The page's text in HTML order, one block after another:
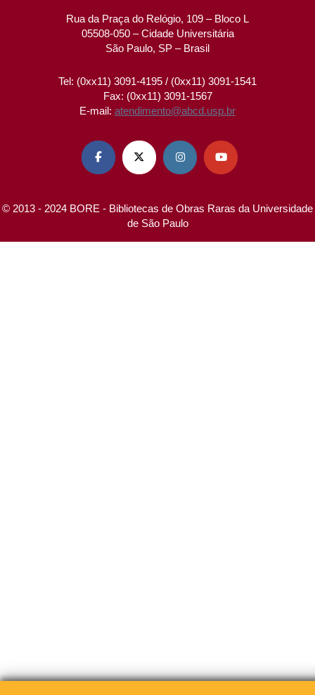
Rua da Praça do Relógio, 109 – Bloco L
05508-050 – Cidade Universitária
São Paulo, SP – Brasil
Tel: (0xx11) 3091-4195 / (0xx11) 3091-1541
Fax: (0xx11) 3091-1567
E-mail: atendimento@abcd.usp.br
   
© 2013 - 2024 BORE - Bibliotecas de Obras Raras da Universidade
de São Paulo